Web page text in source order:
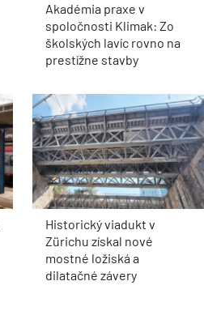
Akadémia praxe v
spoločnosti Klimak: Zo
školských lavíc rovno na
prestížne stavby
Historický viadukt v
Zürichu získal nové
mostné ložiská a
dilatačné závery